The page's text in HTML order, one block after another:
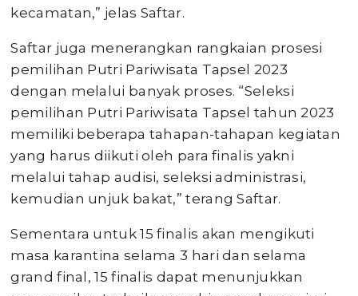
kecamatan,” jelas Saftar.
Saftar juga menerangkan rangkaian prosesi
pemilihan Putri Pariwisata Tapsel 2023
dengan melalui banyak proses. “Seleksi
pemilihan Putri Pariwisata Tapsel tahun 2023
memiliki beberapa tahapan-tahapan kegiatan
yang harus diikuti oleh para finalis yakni
melalui tahap audisi, seleksi administrasi,
kemudian unjuk bakat,” terang Saftar.
Sementara untuk 15 finalis akan mengikuti
masa karantina selama 3 hari dan selama
grand final, 15 finalis dapat menunjukkan